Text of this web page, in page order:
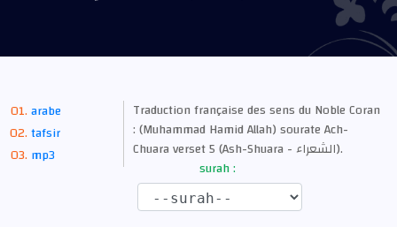
arabe
tafsir
mp3
Traduction française des sens du Noble Coran
: (Muhammad Hamid Allah) sourate Ach-
Chuara verset 5 (Ash-Shuara - الشعراء).
surah :